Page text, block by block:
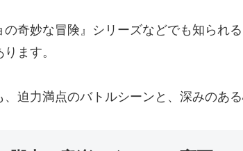
の奇妙な冒険』シリーズなどでも知られる
ます。
、迫力満点のバトルシーンと、深みのあ